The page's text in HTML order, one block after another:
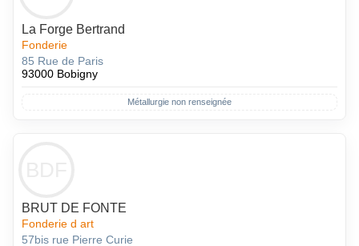
La Forge Bertrand
Fonderie
85 Rue de Paris
93000 Bobigny
Métallurgie non renseignée
BRUT DE FONTE
Fonderie d art
57bis rue Pierre Curie